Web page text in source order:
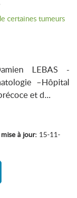
certaines tumeurs
LEBAS -
–Hôpital
et d...
à jour: 15-11-